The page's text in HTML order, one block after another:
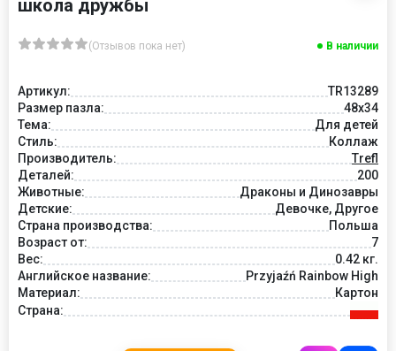
школа дружбы
(Отзывов пока нет) В наличии
Артикул:
TR13289
Размер пазла:
48x34
Тема:
Для детей
Стиль:
Коллаж
Производитель:
Trefl
Деталей:
200
Животные:
Драконы и Динозавры
Детские:
Девочке, Другое
Страна производства:
Польша
Возраст от:
7
Вес:
0.42 кг.
Английское название:
Przyjaźń Rainbow High
Материал:
Картон
Страна: